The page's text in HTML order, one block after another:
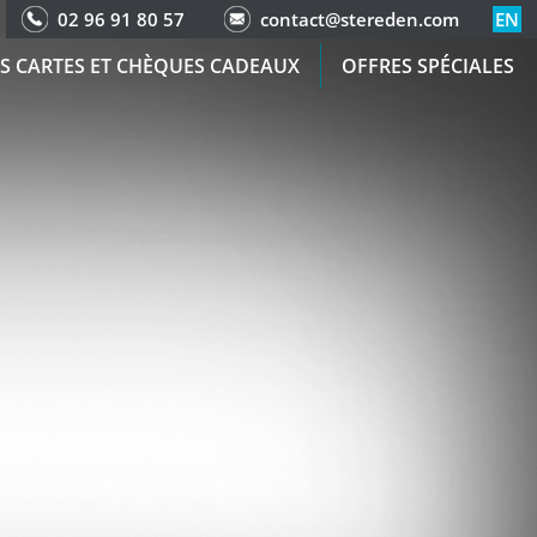
02 96 91 80 57 contact@stereden.com EN
CARTES ET CHÈQUES CADEAUX OFFRES SPÉCIALES